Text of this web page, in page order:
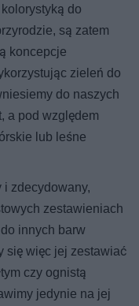
do
są zatem
koncepcje
zieleń do
do naszych
a pod względem
lub leśne
i zdecydowany,
zestawieniach
innych barw
się więc jej zestawiać
czy ognistą
jedynie na jej